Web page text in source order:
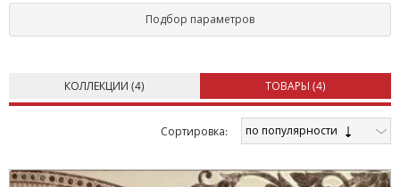
Подбор параметров
КОЛЛЕКЦИИ (4) ТОВАРЫ (4)
Cортировка: по популярности